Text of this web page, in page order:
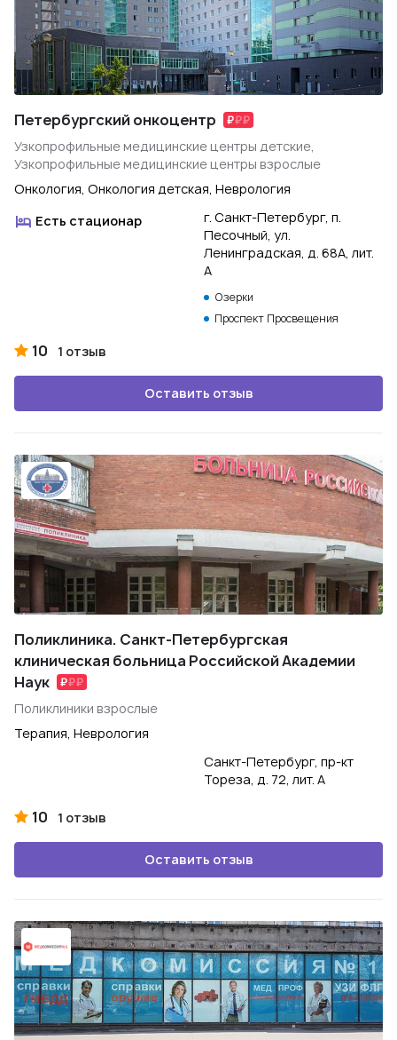
Петербургский онкоцентр
Узкопрофильные медицинские центры детские,
Узкопрофильные медицинские центры взрослые
Онкология, Онкология детская, Неврология
Есть стационар
г. Санкт-Петербург, п.
Песочный, ул.
Ленинградская, д. 68А, лит.
А
Озерки
Проспект Просвещения
10 1 отзыв
Оставить отзыв
Поликлиника. Санкт-Петербургская
клиническая больница Российской Академии
Наук
Поликлиники взрослые
Терапия, Неврология
Санкт-Петербург, пр-кт
Тореза, д. 72, лит. А
10 1 отзыв
Оставить отзыв